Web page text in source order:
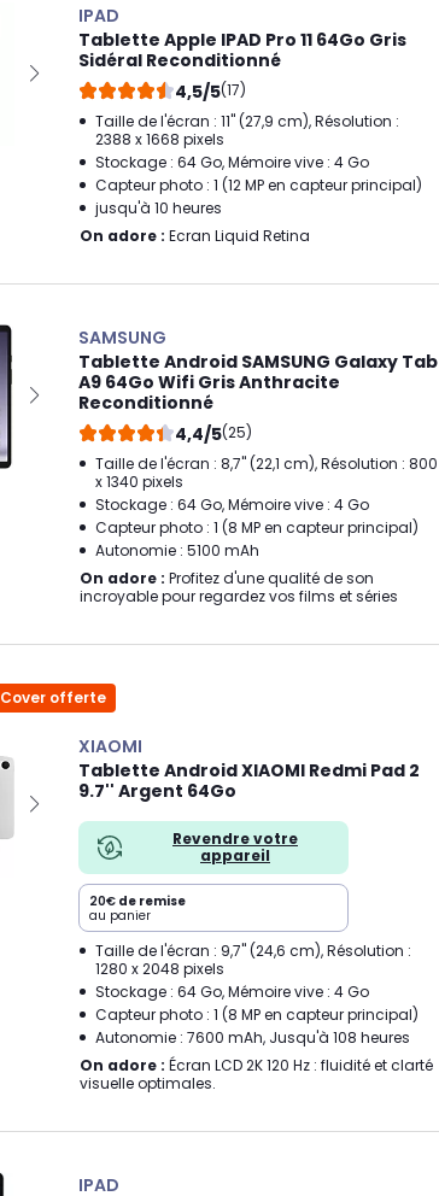
IPAD
Tablette Apple IPAD Pro 11 64Go Gris
Sidéral Reconditionné
4,5/5(17)
Taille de l'écran : 11" (27,9 cm), Résolution :
2388 x 1668 pixels
Stockage : 64 Go, Mémoire vive : 4 Go
Capteur photo : 1 (12 MP en capteur principal)
jusqu'à 10 heures
On adore : Ecran Liquid Retina
SAMSUNG
Tablette Android SAMSUNG Galaxy Tab
A9 64Go Wifi Gris Anthracite
Reconditionné
4,4/5(25)
Taille de l'écran : 8,7" (22,1 cm), Résolution : 800
x 1340 pixels
Stockage : 64 Go, Mémoire vive : 4 Go
Capteur photo : 1 (8 MP en capteur principal)
Autonomie : 5100 mAh
On adore : Profitez d'une qualité de son
incroyable pour regardez vos films et séries
Cover offerte
XIAOMI
Tablette Android XIAOMI Redmi Pad 2
9.7'' Argent 64Go
Revendre votre
appareil
20€ de remise
au panier
Taille de l'écran : 9,7" (24,6 cm), Résolution :
1280 x 2048 pixels
Stockage : 64 Go, Mémoire vive : 4 Go
Capteur photo : 1 (8 MP en capteur principal)
Autonomie : 7600 mAh, Jusqu'à 108 heures
On adore : Écran LCD 2K 120 Hz : fluidité et clarté
visuelle optimales.
IPAD